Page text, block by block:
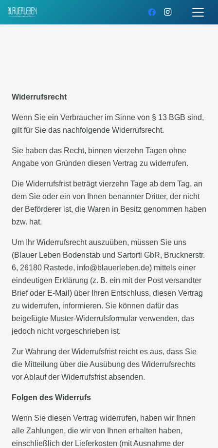
Widerrufsrecht
Wenn Sie ein Verbraucher im Sinne von § 13 BGB sind,
gilt für Sie das nachfolgende Widerrufsrecht.
Sie haben das Recht, binnen vierzehn Tagen ohne
Angabe von Gründen diesen Vertrag zu widerrufen.
Die Widerrufsfrist beträgt vierzehn Tage ab dem Tag, an
dem Sie oder ein von Ihnen benannter Dritter, der nicht
der Beförderer ist, die Waren in Besitz genommen haben
bzw. hat.
Um Ihr Widerrufsrecht auszuüben, müssen Sie uns
(Blauer Leben Bodenstab und Sartorti GbR, Brucknerstr.
6, 26180 Rastede, info@blauerleben.de) mittels einer
eindeutigen Erklärung (z. B. ein mit der Post versandter
Brief oder E-Mail) über Ihren Entschluss, diesen Vertrag
zu widerrufen, informieren. Sie können dafür das
beigefügte Muster-Widerrufsformular verwenden, das
jedoch nicht vorgeschrieben ist.
Zur Wahrung der Widerrufsfrist reicht es aus, dass Sie
die Mitteilung über die Ausübung des Widerrufsrechts
vor Ablauf der Widerrufsfrist absenden.
Folgen des Widerrufs
Wenn Sie diesen Vertrag widerrufen, haben wir Ihnen
alle Zahlungen, die wir von Ihnen erhalten haben,
einschließlich der Lieferkosten (mit Ausnahme der